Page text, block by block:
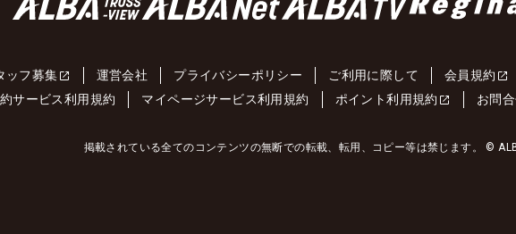
ッフ募集 運営会社 プライバシーポリシー ご利用に際して 会員規約
サービス利用規約
マイページサービス利用規約 ポイント利用規約 お問
掲載されている全てのコンテンツの無断での転載、転用、コピー等は禁じます。 ©